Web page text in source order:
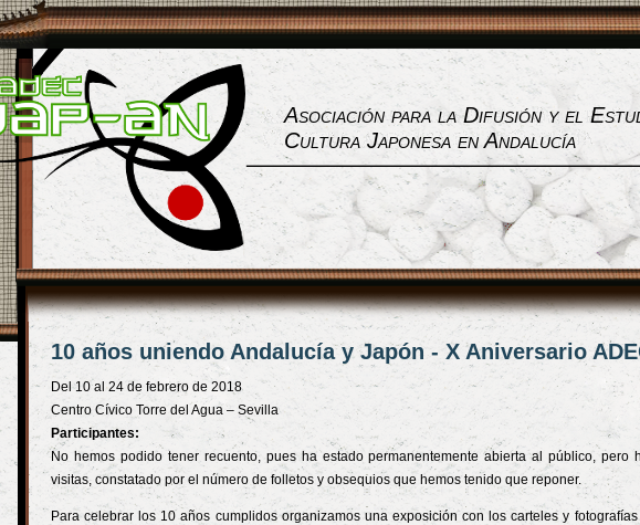
Asociación para la Difusión y el
Cultura Japonesa en Andalucía
10 años uniendo Andalucía y Japón - X Aniversario
Del 10 al 24 de febrero de 2018
Centro Cívico Torre del Agua – Sevilla
Participantes:
No hemos podido tener recuento, pues ha estado permanentemente abierta al público, pero
visitas, constatado por el número de folletos y obsequios que hemos tenido que reponer.
Para celebrar los 10 años cumplidos organizamos una exposición con los carteles y